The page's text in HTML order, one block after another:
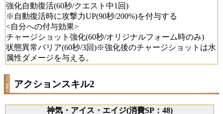
強化自動復活(60秒/クエスト中1回)
※自動復活時に攻撃力UP(90秒/200%)を付与する
<自分への付与効果>
チャージショット強化(60秒/オリジナルフォーム時のみ)
状態異常バリア(60秒/3回)※強化後のチャージショットは水
属性ダメージを与える。
アクションスキル2
神気・アイス・エイジ(消費SP：48)